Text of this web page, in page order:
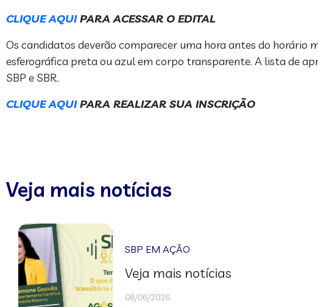
CLIQUE AQUIPARA ACESSAR O EDITAL
Os candidatos deverão comparecer uma hora antes do
esferográfica preta ou azul em corpo transparente. A lista de
SBP e SBR.
CLIQUE AQUIPARA REALIZAR SUA INSCRIÇÃO
Veja mais notícias
SBP EM AÇÃO
Veja mais notícias
08/06/2026